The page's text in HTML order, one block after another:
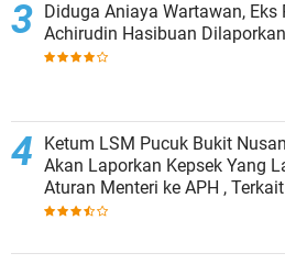
Diduga Aniaya Wartawan, Eks
Achirudin Hasibuan
Ketum LSM Pucuk Bukit
Akan Laporkan Kepsek Yang
Aturan Menteri ke APH , Terkait Dana
Revitalisasi Sekolah